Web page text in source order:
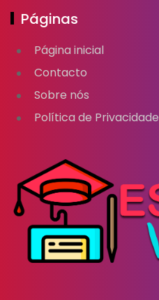
Páginas
Página inicial
Contacto
Sobre nós
Política de Privacidade